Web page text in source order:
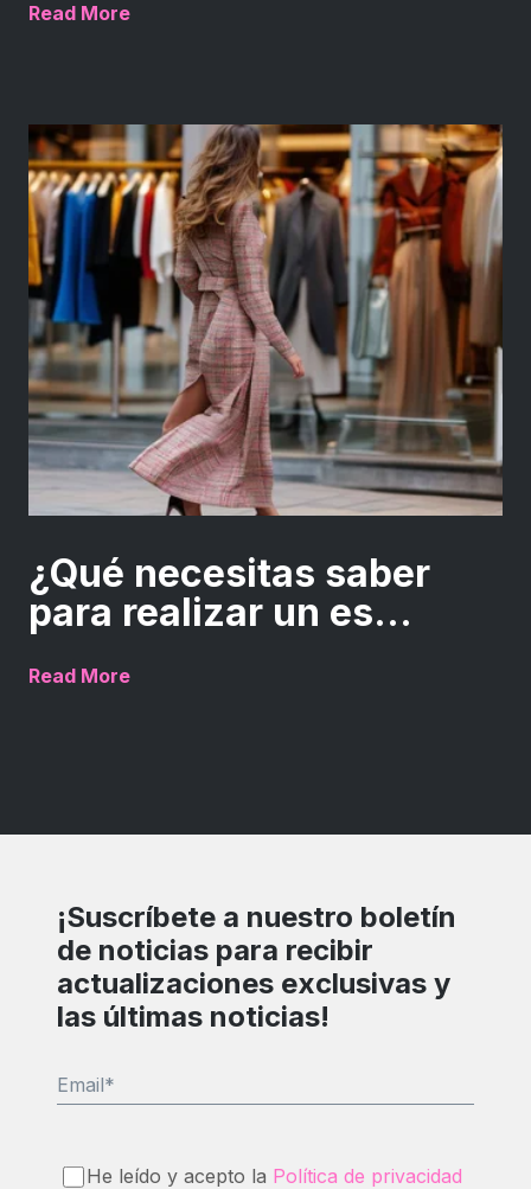
Read More
¿Qué necesitas saber
para realizar un es...
Read More
¡Suscríbete a nuestro boletín
de noticias para recibir
actualizaciones exclusivas y
las últimas noticias!
Email*
He leído y acepto la Política de privacidad